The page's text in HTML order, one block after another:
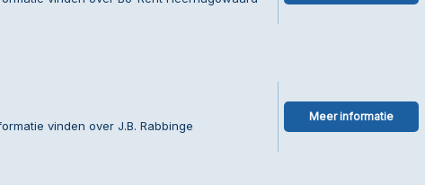
vinden over J.B. Rabbinge
Meer informatie